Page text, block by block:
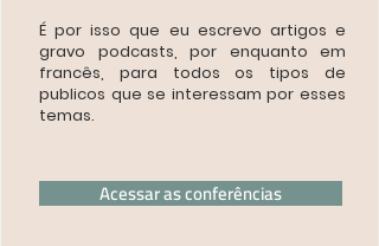
É por isso que eu escrevo artigos e
gravo podcasts, por enquanto em
francês, para todos os tipos de
publicos que se interessam por esses
temas.
Acessar as conferências